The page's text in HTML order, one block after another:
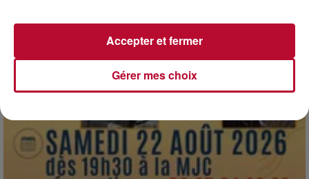
Gérer mes choix
Accepter et fermer